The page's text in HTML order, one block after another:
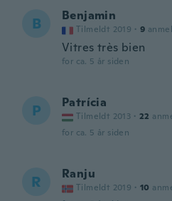
B Benjamin
Tilmeldt 2019 · 9
Vitres très bien
for ca. 5 år siden
P Patrícia
Tilmeldt 2013 · 22
for ca. 5 år siden
R Ranju
Tilmeldt 2019 · 10